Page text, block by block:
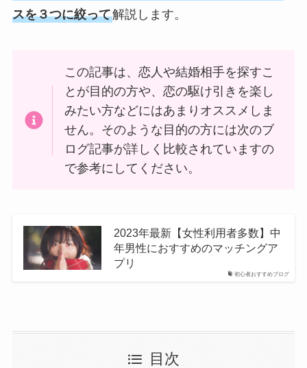
スを３つに絞って解説します。
この記事は、恋人や結婚相手を探すこ
とが目的の方や、恋の駆け引きを楽し
みたい方などにはあまりオススメしま
せん。そのような目的の方には次のブ
ログ記事が詳しく比較されていますの
で参考にしてください。
初心者おすすめブログ
2023年最新【女性利用者多数】中
年男性におすすめのマッチングア
プリ
目次